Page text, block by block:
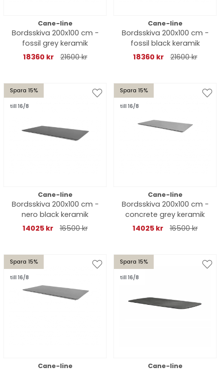
Cane-line
Bordsskiva 200x100 cm -
fossil grey keramik
18360 kr
21600 kr
Cane-line
Bordsskiva 200x100 cm -
fossil black keramik
18360 kr
21600 kr
Spara 15%
till 16/8
Cane-line
Bordsskiva 200x100 cm -
nero black keramik
14025 kr
16500 kr
Spara 15%
till 16/8
Cane-line
Bordsskiva 200x100 cm -
concrete grey keramik
14025 kr
16500 kr
Spara 15%
till 16/8
Cane-line
Spara 15%
till 16/8
Cane-line